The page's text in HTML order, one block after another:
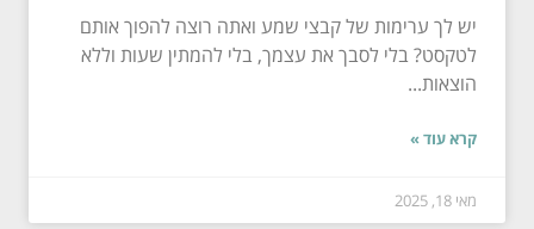
יש לך ערימות של קבצי שמע ואתה רוצה להפוך אותם
לטקסט? בלי לסבך את עצמך, בלי להמתין שעות וללא
הוצאות...
קרא עוד »
מאי 18, 2025